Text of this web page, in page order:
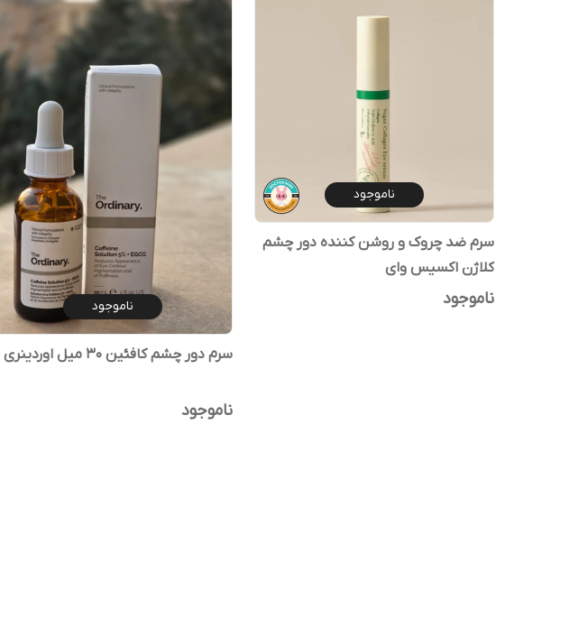
ناموجود
سرم ضد چروک و روشن کننده دور چشم
کلاژن اکسیس وای
ناموجود ناموجود
سرم دور چشم کافئین 30 میل اوردینری
ناموجود